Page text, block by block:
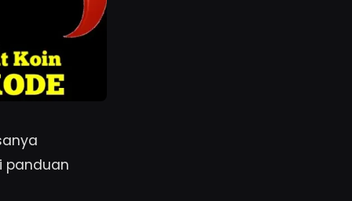
panduan